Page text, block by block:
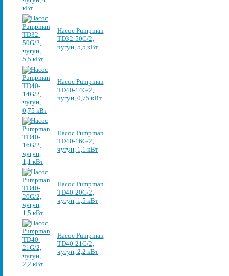
Насос Pumpman
TD32-50G/2,
чугун, 5,5 кВт
Насос Pumpman
TD40-14G/2,
чугун, 0,75 кВт
Насос Pumpman
TD40-16G/2,
чугун, 1,1 кВт
Насос Pumpman
TD40-20G/2,
чугун, 1,5 кВт
Насос Pumpman
TD40-21G/2,
чугун, 2,2 кВт